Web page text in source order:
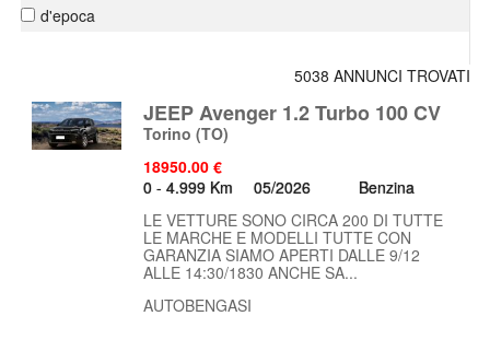
d'epoca
5038 ANNUNCI TROVATI
JEEP Avenger 1.2 Turbo 100 CV
Torino (TO)
18950.00 €
0 - 4.999 Km
05/2026
Benzina
LE VETTURE SONO CIRCA 200 DI TUTTE
LE MARCHE E MODELLI TUTTE CON
GARANZIA SIAMO APERTI DALLE 9/12
ALLE 14:30/1830 ANCHE SA...
AUTOBENGASI